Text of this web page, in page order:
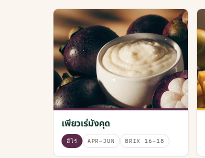
เพียวเร่มังคุด
ฮีโร่ APR–JUN BRIX 16–18